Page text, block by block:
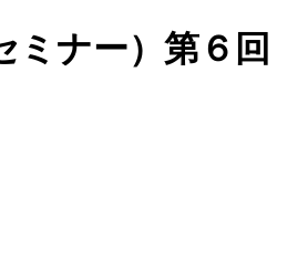
ミナー）第６回